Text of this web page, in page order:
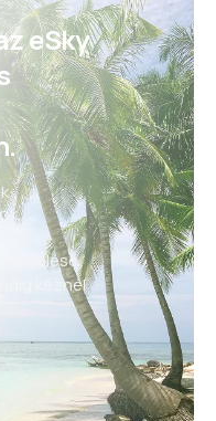
eSky
kezelése
kéznél